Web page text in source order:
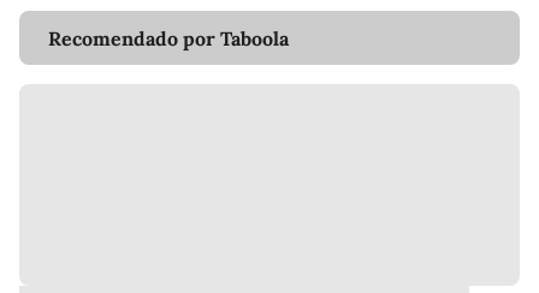
Recomendado por Taboola